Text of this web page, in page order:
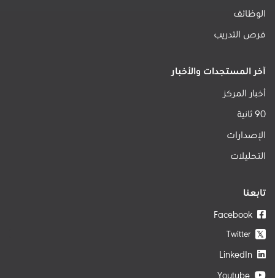
الوظائف
فرص التدريب
آخر المستجدات والأخبار
أخبار المركز
90 ثانية
الإصدارات
التحليلات
تابعنا
𝕏
Twitter